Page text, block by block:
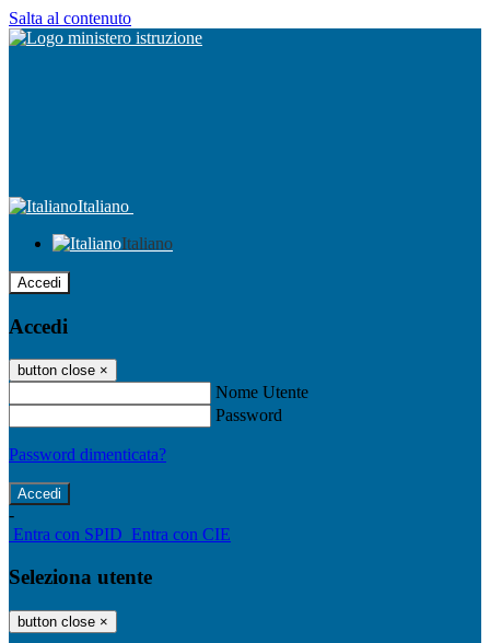
Salta al contenuto
Italiano
Italiano
Accedi
Accedi
button close ×
Nome Utente
Password
Password dimenticata?
-
Entra con SPID Entra con CIE
Seleziona utente
button close ×